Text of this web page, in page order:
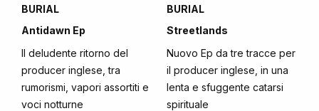
BURIAL
Antidawn Ep
Il deludente ritorno del
producer inglese, tra
rumorismi, vapori assortiti e
voci notturne
BURIAL
Streetlands
Nuovo Ep da tre tracce per
il producer inglese, in una
lenta e sfuggente catarsi
spirituale